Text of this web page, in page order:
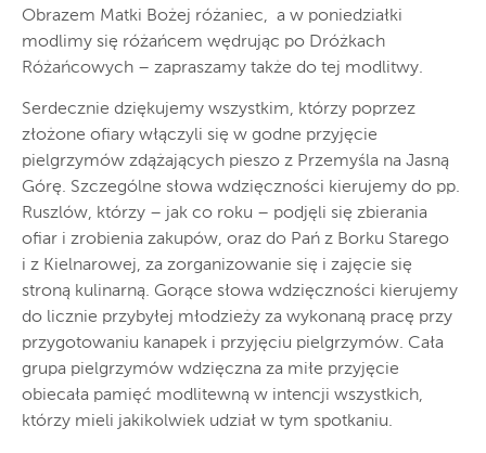
Obrazem Matki Bożej różaniec, a w poniedziałki
modlimy się różańcem wędrując po Dróżkach
Różańcowych – zapraszamy także do tej modlitwy.
Serdecznie dziękujemy wszystkim, którzy poprzez
złożone ofiary włączyli się w godne przyjęcie
pielgrzymów zdążających pieszo z Przemyśla na Jasną
Górę. Szczególne słowa wdzięczności kierujemy do pp.
Ruszlów, którzy – jak co roku – podjęli się zbierania
ofiar i zrobienia zakupów, oraz do Pań z Borku Starego
i z Kielnarowej, za zorganizowanie się i zajęcie się
stroną kulinarną. Gorące słowa wdzięczności kierujemy
do licznie przybyłej młodzieży za wykonaną pracę przy
przygotowaniu kanapek i przyjęciu pielgrzymów. Cała
grupa pielgrzymów wdzięczna za miłe przyjęcie
obiecała pamięć modlitewną w intencji wszystkich,
którzy mieli jakikolwiek udział w tym spotkaniu.